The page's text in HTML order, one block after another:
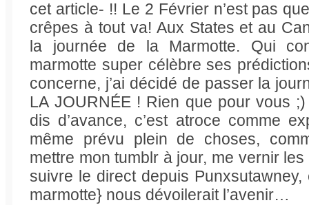
cet article- !! Le 2 Février n’est pas
crêpes à tout va! Aux States et au
la journée de la Marmotte. Qui
marmotte super célèbre ses
concerne, j’ai décidé de passer la
LA JOURNÉE ! Rien que pour vous
dis d’avance, c’est atroce comme
même prévu plein de choses,
mettre mon tumblr à jour, me vernir
suivre le direct depuis
marmotte} nous dévoilerait l’avenir…